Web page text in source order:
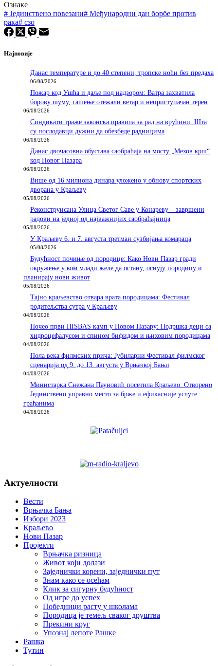
Ознаке
# Јединствено повезани# Међународни дан борбе против
рака# сзо
Најновије
Данас температуре и до 40 степени, тропске ноћи без предаха
06/08/2026
Пожар код Ушћа и даље под надзором: Ватра захватила
борову шуму, гашење отежали ветар и неприступачан терен
06/08/2026
Синдикати траже законска правила за рад на врућини: Шта
су послодавци дужни да обезбеде радницима
06/08/2026
Данас двочасовна обустава саобраћаја на мосту „Мехов крш“
код Новог Пазара
06/08/2026
Више од 16 милиона динара уложено у обнову спортских
дворана у Краљеву
05/08/2026
Реконструисана Улица Светог Саве у Конареву – завршени
радови на једној од најважнијих саобраћајница
05/08/2026
У Краљеву 6. и 7. августа третман сузбијања комараца
05/08/2026
Будућност почиње од породице: Како Нови Пазар гради
окружење у ком млади желе да остану, оснују породицу и
планирају нови живот
05/08/2026
Тајно краљевство отвара врата породицама: Фестивал
родитељства сутра у Краљеву
04/08/2026
Почео први HISBAS камп у Новом Пазару: Подршка деци са
хидроцефалусом и спином бифидом и њиховим породицама
04/08/2026
Пола века филмских прича: Јубиларни Фестивал филмског
сценарија од 9. до 13. августа у Врњачкој Бањи
04/08/2026
Министарка Снежана Пауновић посетила Краљево: Отворено
Јединствено управно место за брже и ефикасније услуге
грађанима
04/08/2026
Актуелности
Вести
Врњачка Бања
Избори 2023
Краљево
Нови Пазар
Пројекти
Врњачка ризница
Живот који долази
Заједнички корени, заједнички пут
Знам како се осећам
Клик за сигурну будућност
Од игре до успех
Победници расту у школама
Породица је темељ сваког друштва
Прекини круг
Упознај лепоте Рашке
Рашка
Тутин